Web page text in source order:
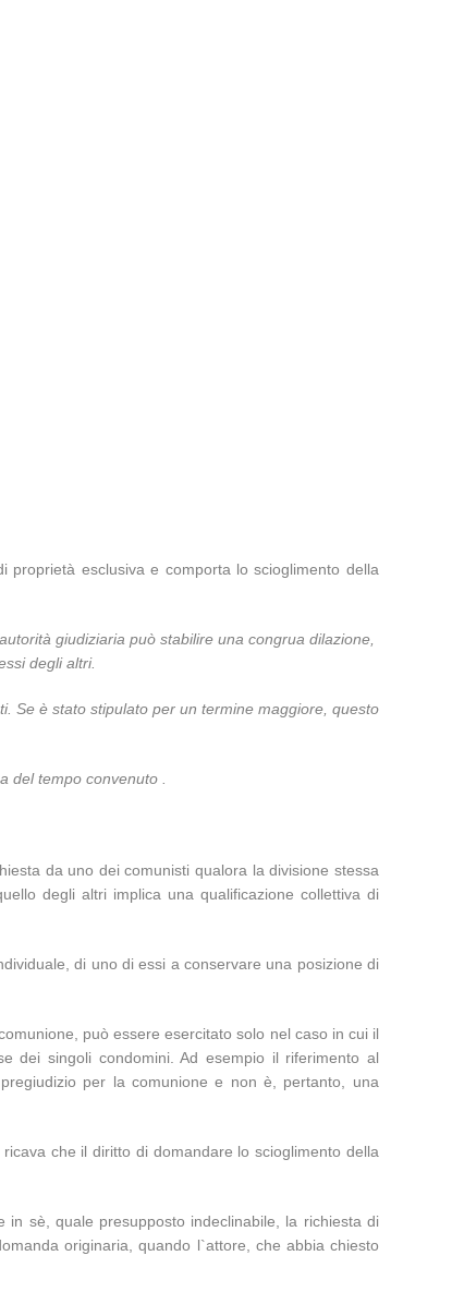
esclusiva e comporta lo scioglimento della
giudiziaria può stabilire una congrua dilazione,
degli altri.
Se è stato stipulato per un termine maggiore, questo
del tempo convenuto .
da uno dei comunisti qualora la divisione stessa
degli altri implica una qualificazione collettiva di
di uno di essi a conservare una posizione di
può essere esercitato solo nel caso in cui il
dei singoli condomini. Ad esempio il riferimento al
per la comunione e non è, pertanto, una
ricava che il diritto di domandare lo scioglimento della
sè, quale presupposto indeclinabile, la richiesta di
originaria, quando l`attore, che abbia chiesto